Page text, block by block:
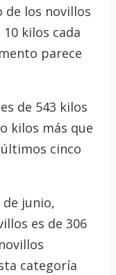
de los novillos
kilos cada
parece
de 543 kilos
kilos más que
cinco
de junio,
es de 306
categoría